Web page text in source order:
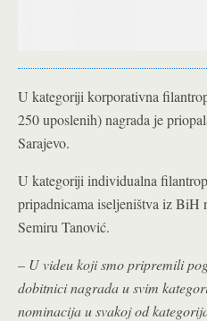
U kategoriji korporativna
250 uposlenih) nagrada je
Sarajevo.
U kategoriji individualna
pripadnicama iseljeništva iz BiH
Semiru Tanović.
– U videu koji smo pripremili
dobitnici nagrada u svim
nominacija u svakoj od